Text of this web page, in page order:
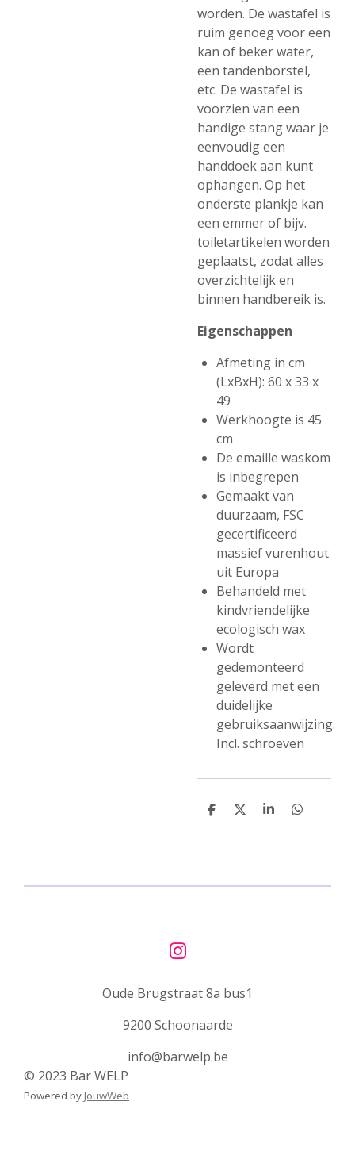
worden. De wastafel is
ruim genoeg voor een
kan of beker water,
een tandenborstel,
etc. De wastafel is
voorzien van een
handige stang waar je
eenvoudig een
handdoek aan kunt
ophangen. Op het
onderste plankje kan
een emmer of bijv.
toiletartikelen worden
geplaatst, zodat alles
overzichtelijk en
binnen handbereik is.
Eigenschappen
Afmeting in cm
(LxBxH): 60 x 33 x
49
Werkhoogte is 45
cm
De emaille waskom
is inbegrepen
Gemaakt van
duurzaam, FSC
gecertificeerd
massief vurenhout
uit Europa
Behandeld met
kindvriendelijke
ecologisch wax
Wordt
gedemonteerd
geleverd met een
duidelijke
gebruiksaanwijzing.
Incl. schroeven
D
D
S
D
I
s
a
g
Oude Brugstraat 8a bus1
9200 Schoonaarde
info@barwelp.be
© 2023 Bar WELP
Powered by JouwWeb